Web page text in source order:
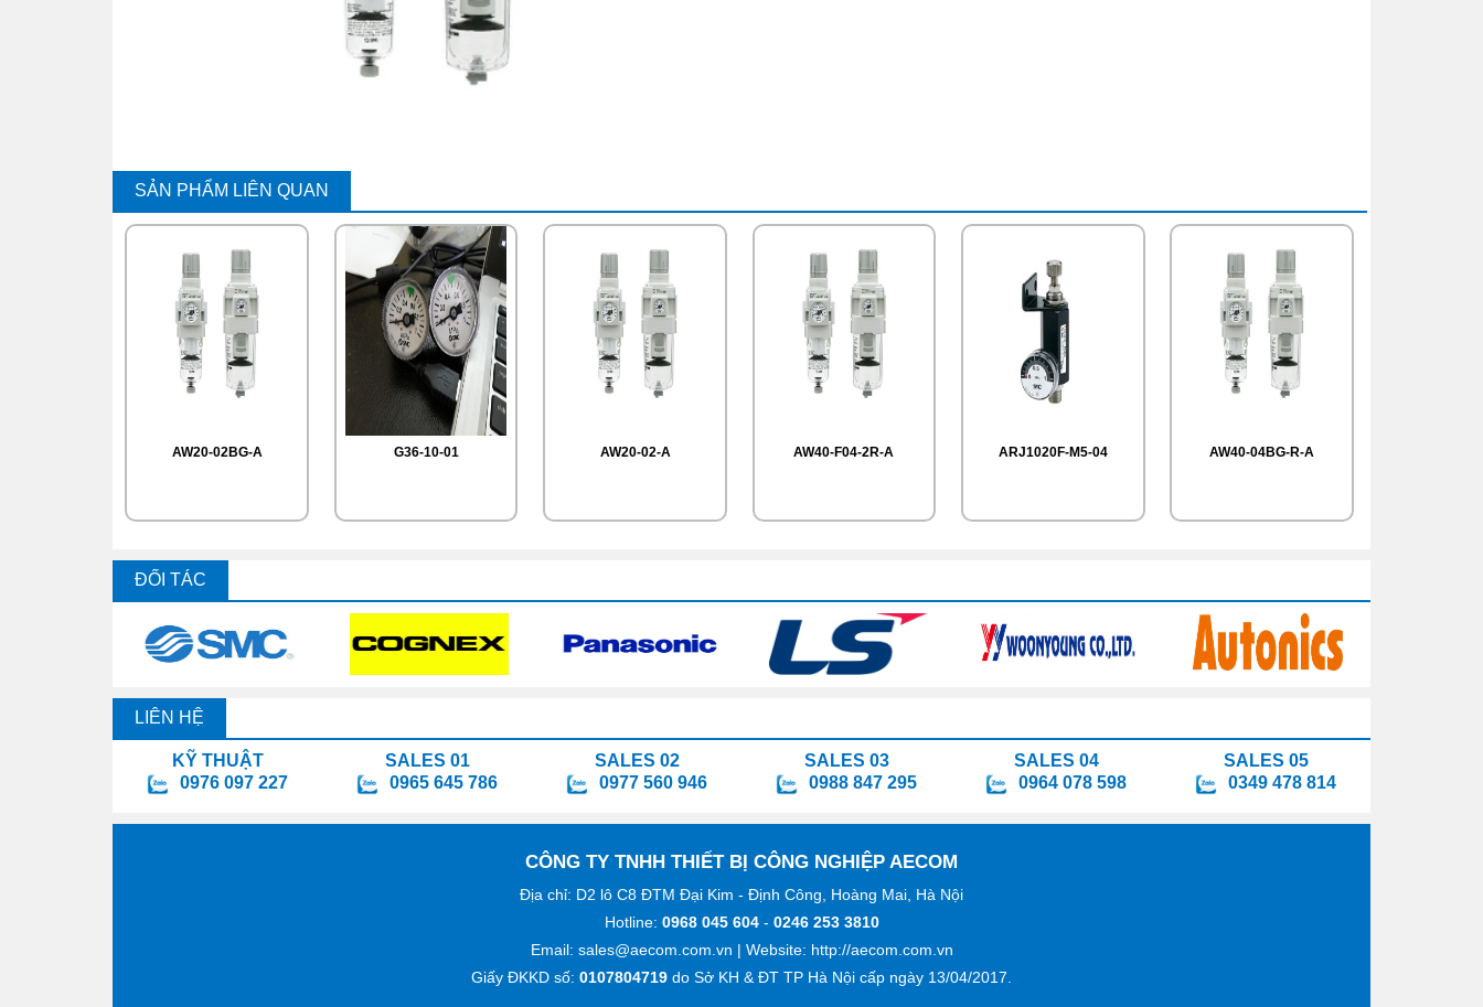
SẢN PHẨM LIÊN QUAN
AW20-02BG-A G36-10-01 AW20-02-A AW40-F04-2R-A ARJ1020F-M5-04 AW40-04BG-R-A
ĐỐI TÁC
LIÊN HỆ
KỸ THUẬT
0976 097 227
SALES 01
0965 645 786
SALES 02
0977 560 946
SALES 03
0988 847 295
SALES 04
0964 078 598
SALES 05
0349 478 814
CÔNG TY TNHH THIẾT BỊ CÔNG NGHIỆP AECOM
Địa chỉ: D2 lô C8 ĐTM Đại Kim - Định Công, Hoàng Mai, Hà Nội
Hotline: 0968 045 604- 0246 253 3810
Email: sales@aecom.com.vn | Website: http://aecom.com.vn
Giấy ĐKKD số: 0107804719 do Sở KH & ĐT TP Hà Nội cấp ngày 13/04/2017.